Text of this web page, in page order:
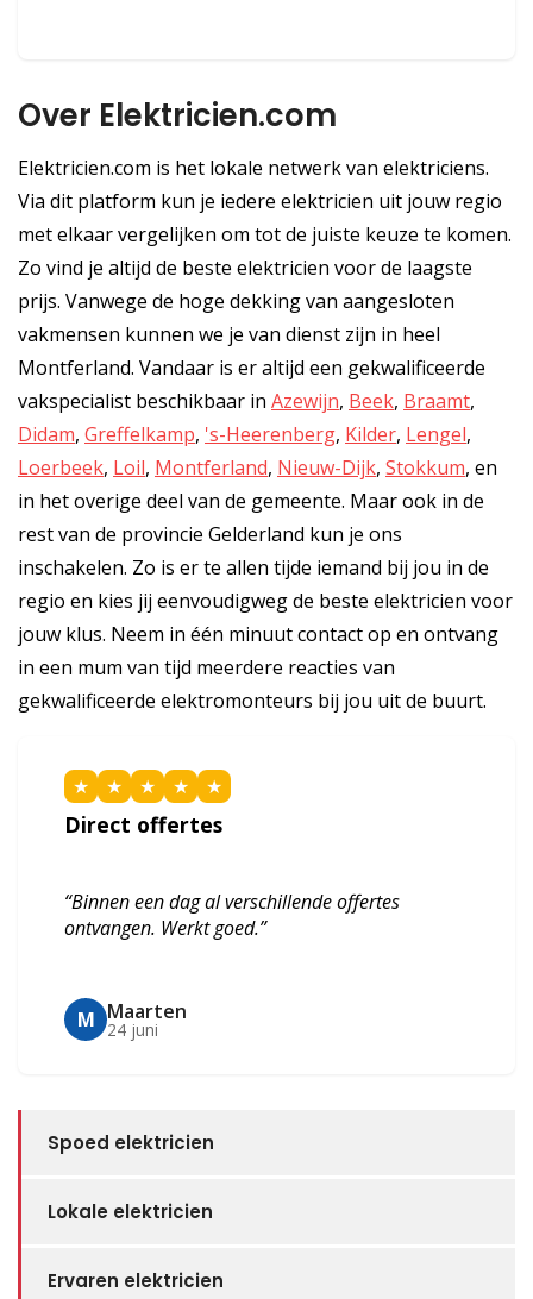
Over Elektricien.com
Elektricien.com is het lokale netwerk van elektriciens.
Via dit platform kun je iedere elektricien uit jouw regio
met elkaar vergelijken om tot de juiste keuze te komen.
Zo vind je altijd de beste elektricien voor de laagste
prijs. Vanwege de hoge dekking van aangesloten
vakmensen kunnen we je van dienst zijn in heel
Montferland. Vandaar is er altijd een gekwalificeerde
vakspecialist beschikbaar in Azewijn, Beek, Braamt,
Didam, Greffelkamp, 's-Heerenberg, Kilder, Lengel,
Loerbeek, Loil, Montferland, Nieuw-Dijk, Stokkum, en
in het overige deel van de gemeente. Maar ook in de
rest van de provincie Gelderland kun je ons
inschakelen. Zo is er te allen tijde iemand bij jou in de
regio en kies jij eenvoudigweg de beste elektricien voor
jouw klus. Neem in één minuut contact op en ontvang
in een mum van tijd meerdere reacties van
gekwalificeerde elektromonteurs bij jou uit de buurt.
★ ★ ★ ★ ★
Direct offertes
“Binnen een dag al verschillende offertes
ontvangen. Werkt goed.”
M Maarten
24 juni
Spoed elektricien
Lokale elektricien
Ervaren elektricien